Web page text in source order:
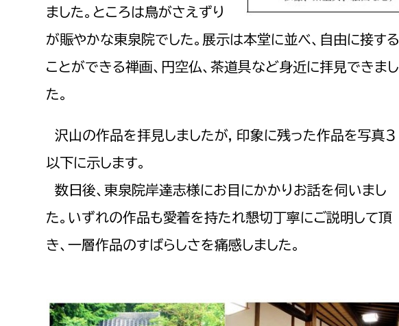
市議会
健康づくり課
建設部
国県事業推進課
土木管理課
建築課
会計管理者
経営総務課
教育総務課
ました。ところは鳥がさえずり
が賑やかな東泉院でした。展示は本堂に並べ、自由に接する
ことができる禅画、円空仏、茶道具など身近に拝見できまし
た。
沢山の作品を拝見しましたが，印象に残った作品を写真３
以下に示します。
数日後、東泉院岸達志様にお目にかかりお話を伺いまし
た。いずれの作品も愛着を持たれ懇切丁寧にご説明して頂
き、一層作品のすばらしさを痛感しました。